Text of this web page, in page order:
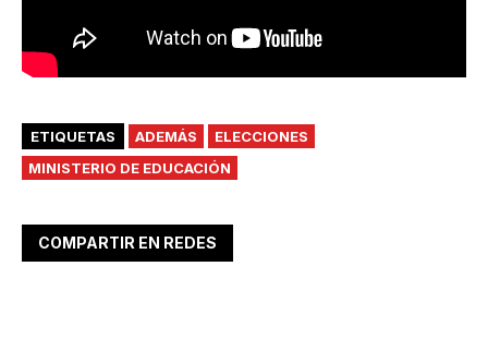
ETIQUETAS ADEMÁS
ELECCIONES
MINISTERIO DE EDUCACIÓN
COMPARTIR EN REDES